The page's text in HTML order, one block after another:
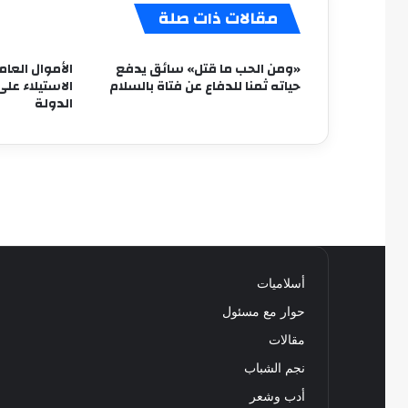
مقالات ذات صلة
«ومن الحب ما قتل» سائق يدفع
حياته ثمنا للدفاع عن فتاة بالسلام
الأموال
الدولة
أسلاميات
حوار مع مسئول
مقالات
نجم الشباب
أدب وشعر